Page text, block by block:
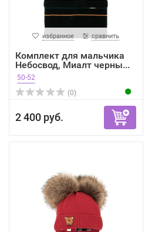
избранное сравнить
Комплект для мальчика
Небосвод, Миалт черны...
50-52
(0)
2 400 руб.